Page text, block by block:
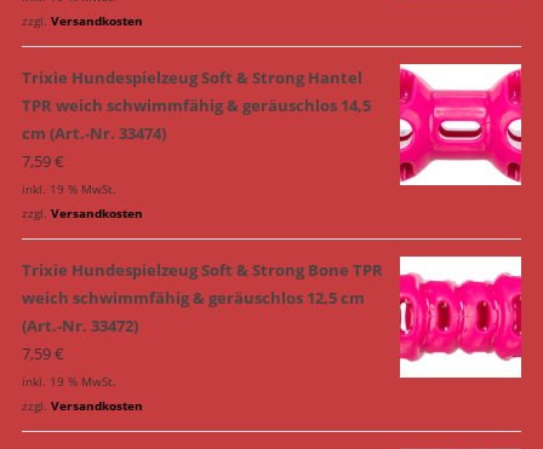
zzgl. Versandkosten
Trixie Hundespielzeug Soft & Strong Hantel
TPR weich schwimmfähig & geräuschlos 14,5
cm (Art.-Nr. 33474)
7,59€
inkl. 19 % MwSt.
zzgl. Versandkosten
Trixie Hundespielzeug Soft & Strong Bone TPR
weich schwimmfähig & geräuschlos 12,5 cm
(Art.-Nr. 33472)
7,59€
inkl. 19 % MwSt.
zzgl. Versandkosten